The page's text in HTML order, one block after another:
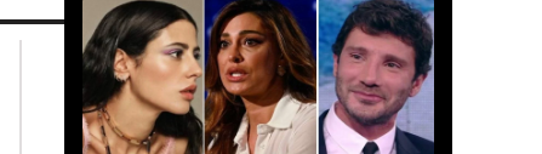
lacplay.it
lactv.it
laconair.it
lacitymag.it
lacapitalenews.it
cosenzachannel.it
ilvibonese.it